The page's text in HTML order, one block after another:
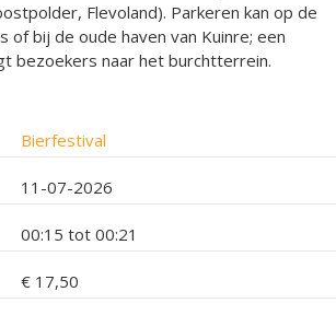
Flevoland). Parkeren kan op de
of bij de oude haven van Kuinre; een
bezoekers naar het burchtterrein.
Bierfestival
11-07-2026
00:15 tot 00:21
€ 17,50